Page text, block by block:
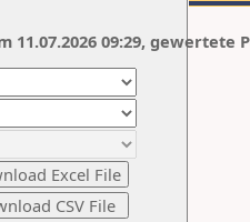
11.07.2026 09:29, gewertete